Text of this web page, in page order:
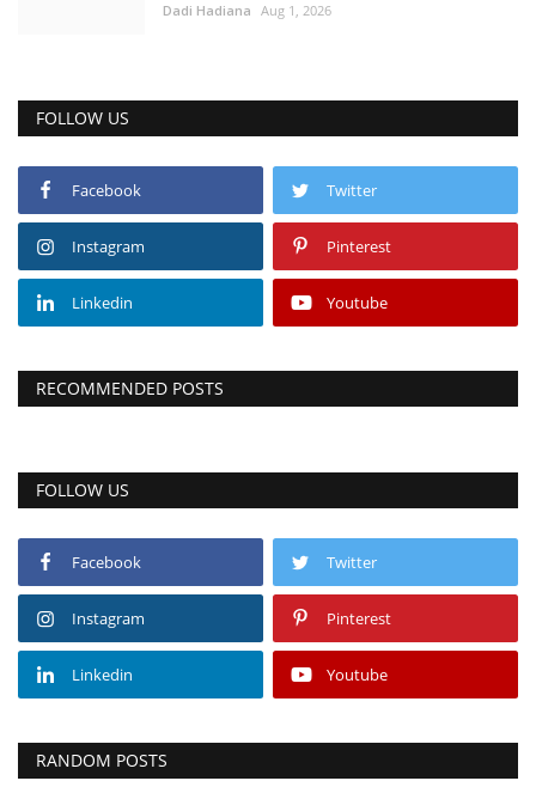
Dadi Hadiana Aug 1, 2026
FOLLOW US
Facebook Twitter
Instagram Pinterest
Linkedin Youtube
RECOMMENDED POSTS
FOLLOW US
Facebook Twitter
Instagram Pinterest
Linkedin Youtube
RANDOM POSTS